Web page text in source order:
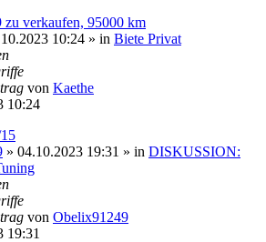
verkaufen, 95000 km
10:24 » in Biete Privat
von Kaethe
10:24
» 04.10.2023 19:31 » in DISKUSSION:
von Obelix91249
19:31